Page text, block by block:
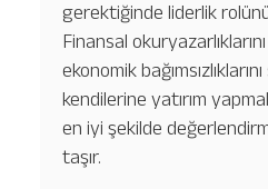
gerektiğinde liderlik
Finansal
ekonomik
kendilerine yatırım
en iyi şekilde
taşır.